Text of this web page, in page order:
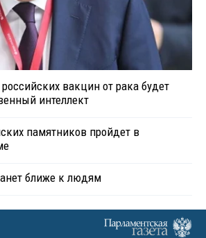
вакцин от рака будет
интеллект
памятников пройдет в
ближе к людям